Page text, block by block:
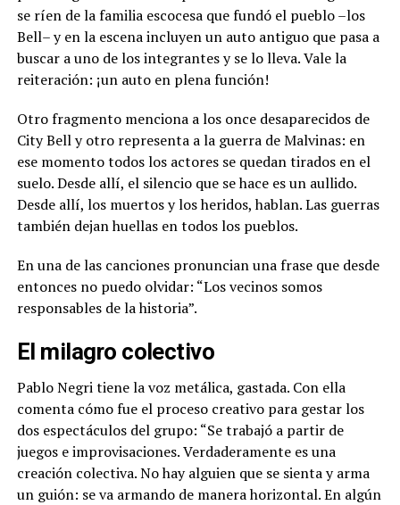
se ríen de la familia escocesa que fundó el pueblo –los
Bell– y en la escena incluyen un auto antiguo que pasa a
buscar a uno de los integrantes y se lo lleva. Vale la
reiteración: ¡un auto en plena función!
Otro fragmento menciona a los once desaparecidos de
City Bell y otro representa a la guerra de Malvinas: en
ese momento todos los actores se quedan tirados en el
suelo. Desde allí, el silencio que se hace es un aullido.
Desde allí, los muertos y los heridos, hablan. Las guerras
también dejan huellas en todos los pueblos.
En una de las canciones pronuncian una frase que desde
entonces no puedo olvidar: “Los vecinos somos
responsables de la historia”.
El milagro colectivo
Pablo Negri tiene la voz metálica, gastada. Con ella
comenta cómo fue el proceso creativo para gestar los
dos espectáculos del grupo: “Se trabajó a partir de
juegos e improvisaciones. Verdaderamente es una
creación colectiva. No hay alguien que se sienta y arma
un guión: se va armando de manera horizontal. En algún